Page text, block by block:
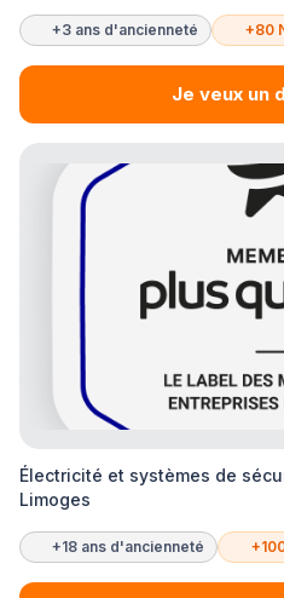
+3 ans d'ancienneté +80
Je veux un
Électricité et systèmes de
Limoges
+18 ans d'ancienneté